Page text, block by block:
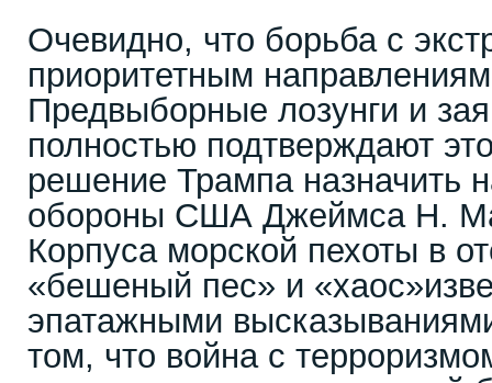
Очевидно, что борьба с
приоритетным
Предвыборные лозунги и
полностью подтверждают
решение Трампа назначить
обороны США Джеймса Н.
Корпуса морской пехоты в
«бешеный пес» и
эпатажными
том, что война с